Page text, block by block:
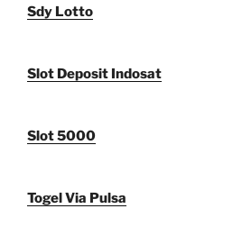
Sdy Lotto
Slot Deposit Indosat
Slot 5000
Togel Via Pulsa